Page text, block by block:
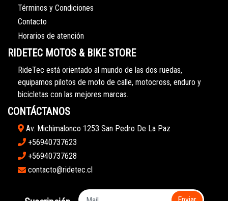
Términos y Condiciones
Contacto
Horarios de atención
RIDETEC MOTOS & BIKE STORE
RideTec está orientado al mundo de las dos ruedas,
equipamos pilotos de moto de calle, motocross, enduro y
bicicletas con las mejores marcas.
CONTÁCTANOS
Av. Michimalonco 1253 San Pedro De La Paz
+56940737623
+56940737628
contacto@ridetec.cl